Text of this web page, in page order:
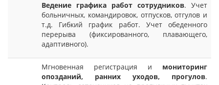
Ведение графика работ сотрудников. Учет
больничных, командировок, отпусков, отгулов и
т.д. Гибкий график работ. Учет обеденного
перерыва (фиксированного, плавающего,
адаптивного).
Мгновенная регистрация и мониторинг
опозданий, ранних уходов, прогулов.